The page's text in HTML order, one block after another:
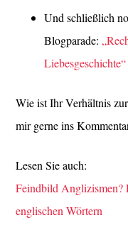
Und schließlich
Blogparade:
Liebesgeschichte“
Wie ist Ihr Verhältnis
mir gerne ins
Lesen Sie auch:
Feindbild Anglizismen?
englischen Wörtern